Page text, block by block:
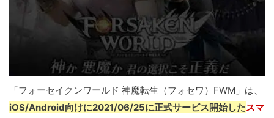
「フォーセイクンワールド 神魔転生（フォセワ）FWM」は、
iOS/Android向けに2021/06/25に正式サービス開始したスマ